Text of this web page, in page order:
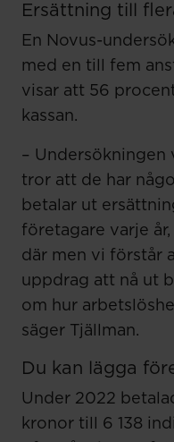
Ersättning till
En Novus-
med en till fem
visar att 56
kassan.
– Undersökningen
tror att de har
betalar ut
företagare varje
där men vi förstår
uppdrag att nå ut
om hur
säger Tjällman.
Du kan lägga
Under 2022
kronor till 6 138